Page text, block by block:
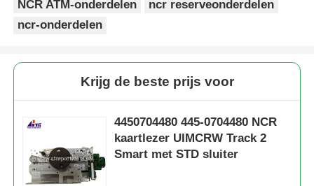
NCR ATM-onderdelen
ncr reserveonderdelen
ncr-onderdelen
Krijg de beste prijs voor
4450704480 445-0704480 NCR
kaartlezer UIMCRW Track 2
Smart met STD sluiter